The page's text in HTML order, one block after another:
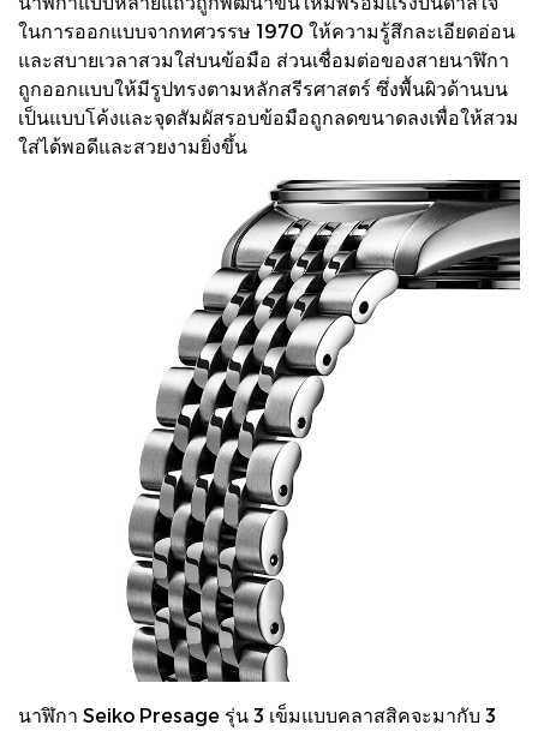
ในการออกแบบจากทศวรรษ 1970 ให้ความรู้สึกละเอียดอ่อน
และสบายเวลาสวมใส่บนข้อมือ ส่วนเชื่อมต่อของสายนาฬิกา
ถูกออกแบบให้มีรูปทรงตามหลักสรีรศาสตร์ ซึ่งพื้นผิวด้านบน
เป็นแบบโค้งและจุดสัมผัสรอบข้อมือถูกลดขนาดลงเพื่อให้สวม
ใส่ได้พอดีและสวยงามยิ่งขึ้น
นาฬิกา Seiko Presage รุ่น 3 เข็มแบบคลาสสิคจะมากับ 3